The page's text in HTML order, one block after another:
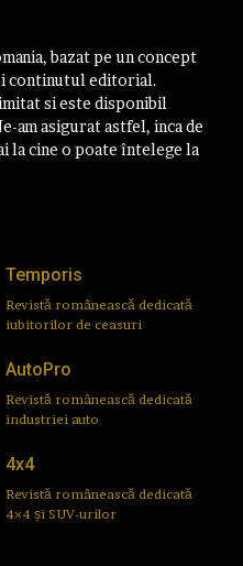
bazat pe un concept
continutul editorial.
si este disponibil
am asigurat astfel, inca de
la cine o poate întelege la
Temporis
Revistă românească dedicată
iubitorilor de ceasuri
AutoPro
Revistă românească dedicată
industriei auto
4x4
Revistă românească dedicată
4×4 și SUV-urilor